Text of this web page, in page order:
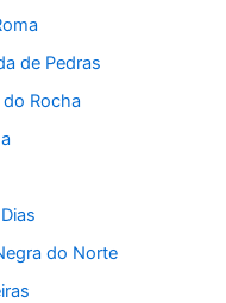
de Pedras
Rocha
do Norte